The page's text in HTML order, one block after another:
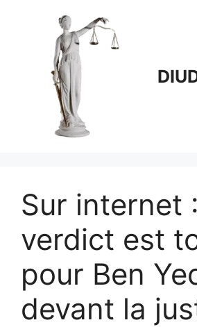
Sur internet
verdict est
pour Ben
devant la